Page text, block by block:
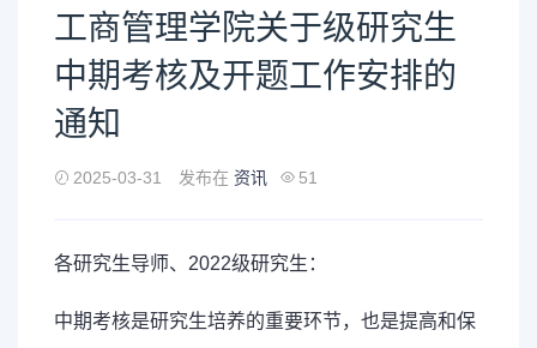
​工商管理学院关于级研究生
中期考核及开题工作安排的
通知
2025-03-31 发布在 资讯 51
各研究生导师、2022级研究生：
中期考核是研究生培养的重要环节，也是提高和保